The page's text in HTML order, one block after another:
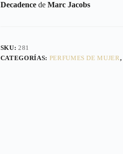
Decadencede Marc Jacobs
SKU:281
CATEGORÍAS: PERFUMES DE MUJER,